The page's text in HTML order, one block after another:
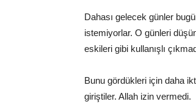
Dahası gelecek günler
istemiyorlar. O günleri
eskileri gibi kullanışlı
Bunu gördükleri için daha
giriştiler. Allah izin vermedi.